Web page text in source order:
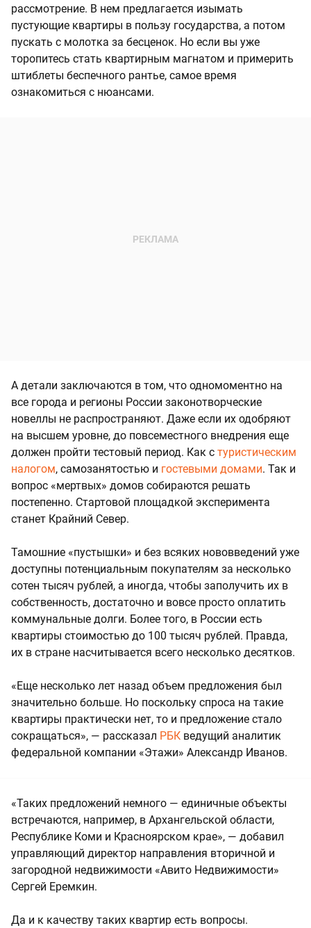
рассмотрение. В нем предлагается изымать
пустующие квартиры в пользу государства, а потом
пускать с молотка за бесценок. Но если вы уже
торопитесь стать квартирным магнатом и примерить
штиблеты беспечного рантье, самое время
ознакомиться с нюансами.
А детали заключаются в том, что одномоментно на
все города и регионы России законотворческие
новеллы не распространяют. Даже если их одобряют
на высшем уровне, до повсеместного внедрения еще
должен пройти тестовый период. Как с туристическим
налогом, самозанятостью и гостевыми домами. Так и
вопрос «мертвых» домов собираются решать
постепенно. Стартовой площадкой эксперимента
станет Крайний Север.
Тамошние «пустышки» и без всяких нововведений уже
доступны потенциальным покупателям за несколько
сотен тысяч рублей, а иногда, чтобы заполучить их в
собственность, достаточно и вовсе просто оплатить
коммунальные долги. Более того, в России есть
квартиры стоимостью до 100 тысяч рублей. Правда,
их в стране насчитывается всего несколько десятков.
«Еще несколько лет назад объем предложения был
значительно больше. Но поскольку спроса на такие
квартиры практически нет, то и предложение стало
сокращаться», — рассказал РБК ведущий аналитик
федеральной компании «Этажи» Александр Иванов.
«Таких предложений немного — единичные объекты
встречаются, например, в Архангельской области,
Республике Коми и Красноярском крае», — добавил
управляющий директор направления вторичной и
загородной недвижимости «Авито Недвижимости»
Сергей Еремкин.
Да и к качеству таких квартир есть вопросы.